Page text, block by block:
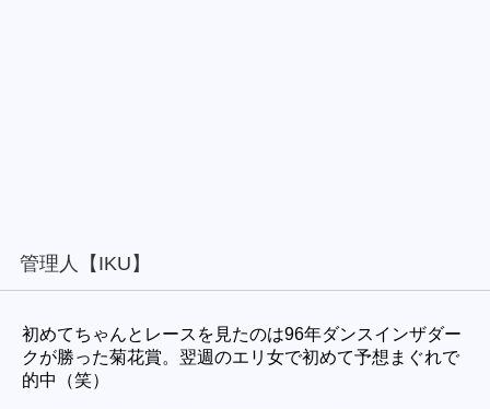
管理人【IKU】
初めてちゃんとレースを見たのは96年ダンスインザダー
クが勝った菊花賞。翌週のエリ女で初めて予想まぐれで
的中（笑）